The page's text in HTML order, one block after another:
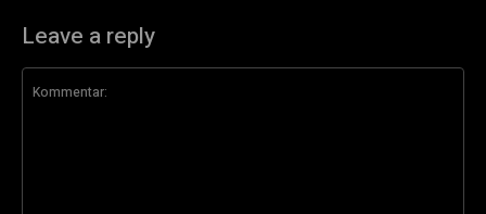
Leave a reply